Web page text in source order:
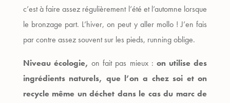
c’est à faire assez régulièrement l’été et l’automne lorsque
le bronzage part. L’hiver, on peut y aller mollo ! J’en fais
par contre assez souvent sur les pieds, running oblige.
Niveau écologie, on fait pas mieux : on utilise des
ingrédients naturels, que l’on a chez soi et on
recycle même un déchet dans le cas du marc de